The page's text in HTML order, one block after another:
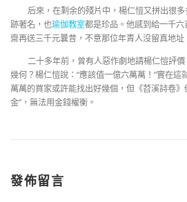
后來，在剩余的殘片中，楊仁愷又拼出很
跡著名，也瑜伽教室都是珍品。他感到給一千
齋再送三千元曩昔，不意那位年青人沒留真地
二十多年前，曾有人惡作劇地請楊仁愷評
幾何？楊仁愷說：“應該值一億六萬萬！”實在
萬萬的買家或許能找出好幾個，但《苕溪詩卷
金”，無法用金錢權衡。
發佈留言